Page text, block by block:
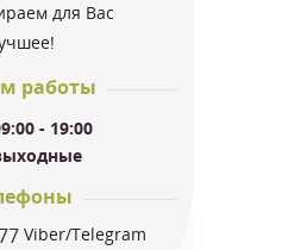
для Вас
работы
- 19:00
Viber/Telegram